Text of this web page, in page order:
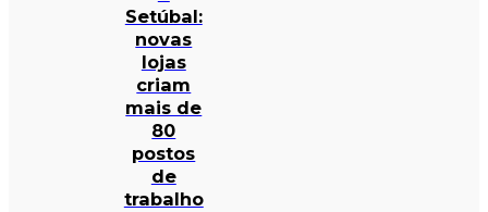
Setúbal:
novas
lojas
criam
mais de
80
postos
de
trabalho